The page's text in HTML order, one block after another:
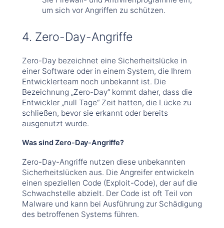
um sich vor Angriffen zu schützen.
4. Zero-Day-Angriffe
Zero-Day bezeichnet eine Sicherheitslücke in
einer Software oder in einem System, die Ihrem
Entwicklerteam noch unbekannt ist. Die
Bezeichnung „Zero-Day“ kommt daher, dass die
Entwickler „null Tage“ Zeit hatten, die Lücke zu
schließen, bevor sie erkannt oder bereits
ausgenutzt wurde.
Was sind Zero-Day-Angriffe?
Zero-Day-Angriffe nutzen diese unbekannten
Sicherheitslücken aus. Die Angreifer entwickeln
einen speziellen Code (Exploit-Code), der auf die
Schwachstelle abzielt. Der Code ist oft Teil von
Malware und kann bei Ausführung zur Schädigung
des betroffenen Systems führen.